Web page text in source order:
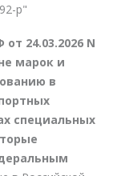
р"
24.03.2026 N
марок и
в
специальных